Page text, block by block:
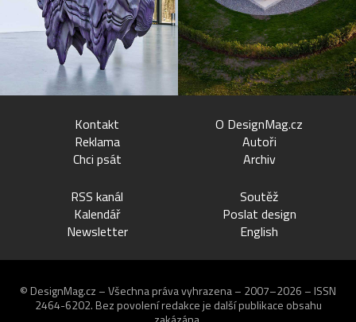
Kontakt
Reklama
Chci psát
O DesignMag.cz
Autoři
Archiv
RSS kanál
Kalendář
Newsletter
Soutěž
Poslat design
English
© DesignMag.cz – Všechna práva vyhrazena – 2007–2026 – ISSN
2464-6202. Bez povolení redakce je další publikace obsahu